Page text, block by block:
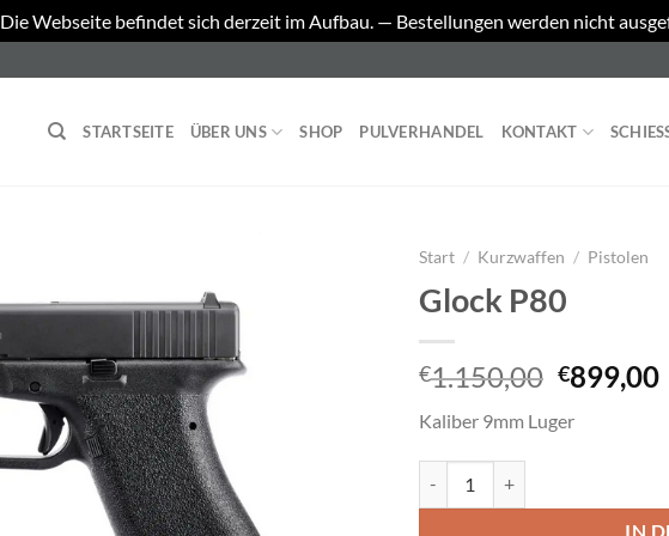
Die Webseite befindet sich derzeit im Aufbau. — Bestellungen werden nicht
STARTSEITE ÜBER UNS SHOP PULVERHANDEL KONTAKT
Start / Kurzwaffen / Pistolen
Glock P80
€1.150,00
Preis
war:
€899,00
Kaliber 9mm Luger
IN